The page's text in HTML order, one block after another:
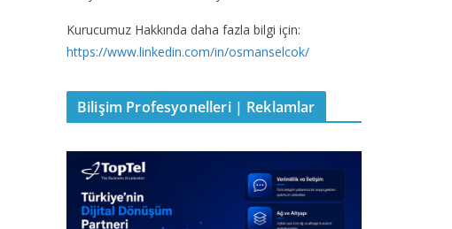
Kurucumuz Hakkında daha fazla bilgi için:
https://www.linkedin.com/in/osmanselcok/
Bilişim Profesyonelleri | Reklamlar